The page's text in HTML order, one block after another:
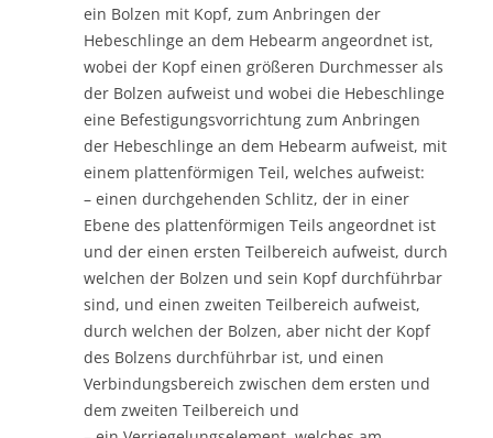
ein Bolzen mit Kopf, zum Anbringen der
Hebeschlinge an dem Hebearm angeordnet ist,
wobei der Kopf einen größeren Durchmesser als
der Bolzen aufweist und wobei die Hebeschlinge
eine Befestigungsvorrichtung zum Anbringen
der Hebeschlinge an dem Hebearm aufweist, mit
einem plattenförmigen Teil, welches aufweist:
– einen durchgehenden Schlitz, der in einer
Ebene des plattenförmigen Teils angeordnet ist
und der einen ersten Teilbereich aufweist, durch
welchen der Bolzen und sein Kopf durchführbar
sind, und einen zweiten Teilbereich aufweist,
durch welchen der Bolzen, aber nicht der Kopf
des Bolzens durchführbar ist, und einen
Verbindungsbereich zwischen dem ersten und
dem zweiten Teilbereich und